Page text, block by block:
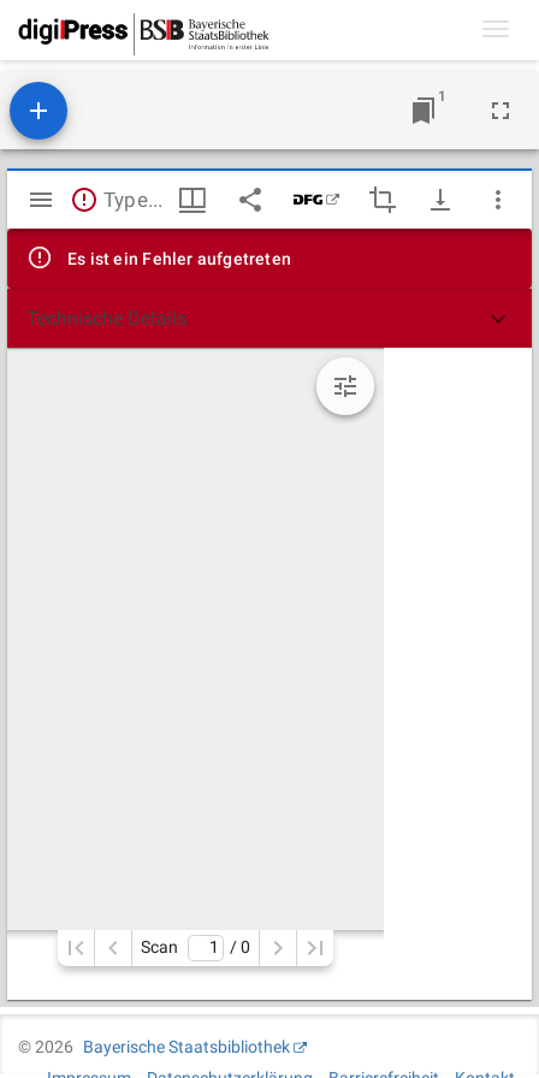
1
Mirador
Viewer
TypeError: Failed to fetch
Es ist ein Fehler aufgetreten
Technische Details
Scan / 0
©2026
Bayerische Staatsbibliothek